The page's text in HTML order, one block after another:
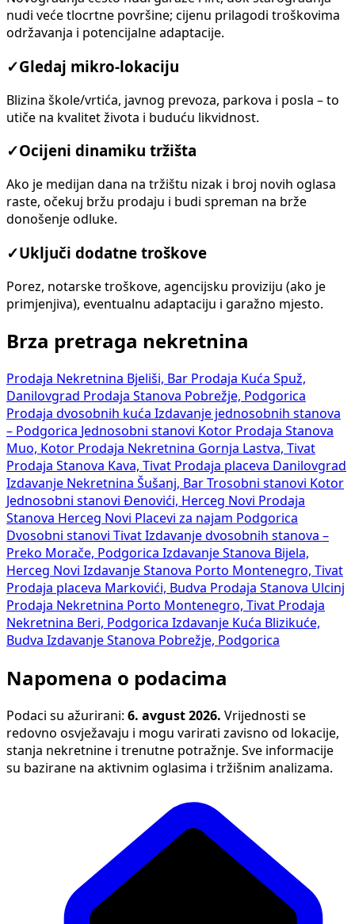
nudi veće tlocrtne površine; cijenu prilagodi troškovima
održavanja i potencijalne adaptacije.
✓Gledaj mikro-lokaciju
Blizina škole/vrtića, javnog prevoza, parkova i posla – to
utiče na kvalitet života i buduću likvidnost.
✓Ocijeni dinamiku tržišta
Ako je medijan dana na tržištu nizak i broj novih oglasa
raste, očekuj bržu prodaju i budi spreman na brže
donošenje odluke.
✓Uključi dodatne troškove
Porez, notarske troškove, agencijsku proviziju (ako je
primjenjiva), eventualnu adaptaciju i garažno mjesto.
Brza pretraga nekretnina
Prodaja Nekretnina Bjeliši, Bar Prodaja Kuća Spuž,
Danilovgrad Prodaja Stanova Pobrežje, Podgorica
Prodaja dvosobnih kuća Izdavanje jednosobnih stanova
– Podgorica Jednosobni stanovi Kotor Prodaja Stanova
Muo, Kotor Prodaja Nekretnina Gornja Lastva, Tivat
Prodaja Stanova Kava, Tivat Prodaja placeva Danilovgrad
Izdavanje Nekretnina Šušanj, Bar Trosobni stanovi Kotor
Jednosobni stanovi Đenovići, Herceg Novi Prodaja
Stanova Herceg Novi Placevi za najam Podgorica
Dvosobni stanovi Tivat Izdavanje dvosobnih stanova –
Preko Morače, Podgorica Izdavanje Stanova Bijela,
Herceg Novi Izdavanje Stanova Porto Montenegro, Tivat
Prodaja placeva Markovići, Budva Prodaja Stanova Ulcinj
Prodaja Nekretnina Porto Montenegro, Tivat Prodaja
Nekretnina Beri, Podgorica Izdavanje Kuća Blizikuće,
Budva Izdavanje Stanova Pobrežje, Podgorica
Napomena o podacima
Podaci su ažurirani: 6. avgust 2026. Vrijednosti se
redovno osvježavaju i mogu varirati zavisno od lokacije,
stanja nekretnine i trenutne potražnje. Sve informacije
su bazirane na aktivnim oglasima i tržišnim analizama.